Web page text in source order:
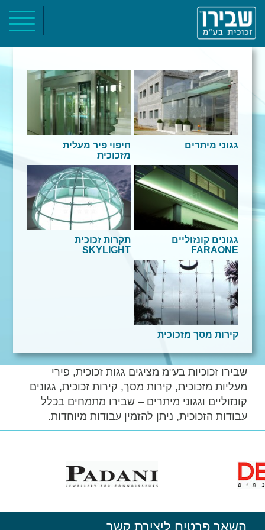
ראשי
קטלוג מוצרים
פרוייקטים
צור קשר
גגוני מיתרים
חיפוי פיר מעלית
מזכוכית
גגונים קונזוליים
FARAONE
תקרות זכוכית
SKYLIGHT
קירות מסך מזכוכית
שבירו זכוכיות בע"מ מציגים גגות זכוכית, פירי
מעליות מזכוכית, קירות מסך, קירות זכוכית, גגונים
קונזוליים וגגוני מיתרים – שבירו מתמחים בכלל
עבודות הזכוכית, ניתן להזמין עבודות מיוחדות.
השאר פרטים ליצירת קשר